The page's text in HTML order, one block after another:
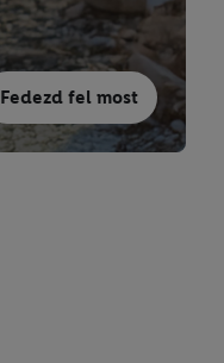
Fedezd fel most